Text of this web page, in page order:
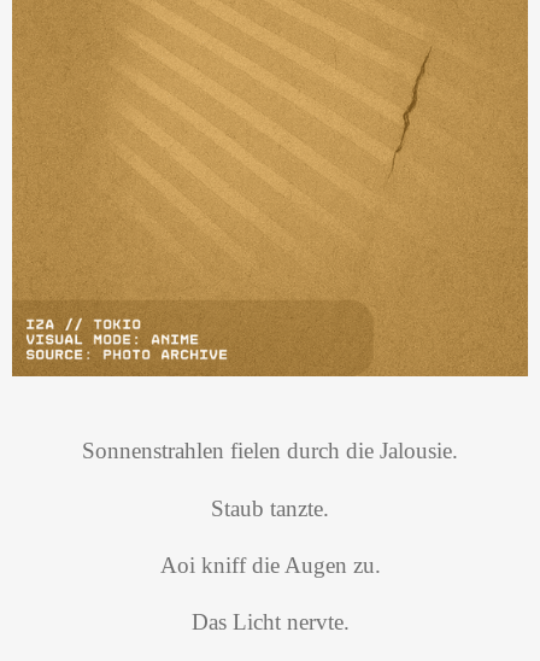
Sonnenstrahlen fielen durch die Jalousie.
Staub tanzte.
Aoi kniff die Augen zu.
Das Licht nervte.